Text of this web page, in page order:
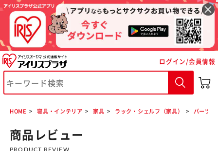
ログイン/会員情報
HOME 寝具・インテリア 家具 ラック・シェルフ（家具） パーツ各
商品レビュー
PRODUCT REVIEW